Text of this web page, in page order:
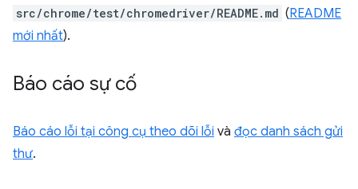
src/chrome/test/chromedriver/README.md (README
mới nhất).
Báo cáo sự cố
Báo cáo lỗi tại công cụ theo dõi lỗi và đọc danh sách gửi
thư.